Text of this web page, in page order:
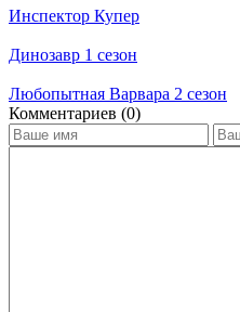
Инспектор Купер
Динозавр 1 сезон
Любопытная Варвара 2 сезон
Ком­мен­та­ри­ев (0)